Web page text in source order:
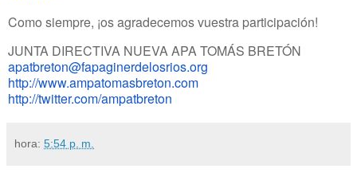
Como siempre, ¡os agradecemos vuestra participación!
JUNTA DIRECTIVA NUEVA APA TOMÁS BRETÓN
apatbreton@fapaginerdelosrios.org
http://www.ampatomasbreton.com
http://twitter.com/ampatbreton
hora: 5:54 p. m.